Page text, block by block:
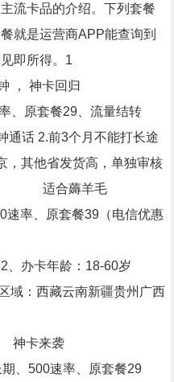
流卡品的介绍。下列套餐
就是运营商APP能查询到
即所得。1
， 神卡回归
、原套餐29、流量结转
通话 2.前3个月不能打长途
，其他省发货高，单独审核
钟 适合薅羊毛
速率、原套餐39（电信优惠
、办卡年龄：18-60岁
域：西藏云南新疆贵州广西
神卡来袭
、500速率、原套餐29